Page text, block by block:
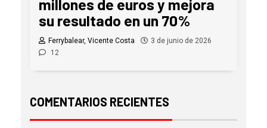
millones de euros y mejora
su resultado en un 70%
Ferrybalear, Vicente Costa
3 de junio de 2026
12
COMENTARIOS RECIENTES